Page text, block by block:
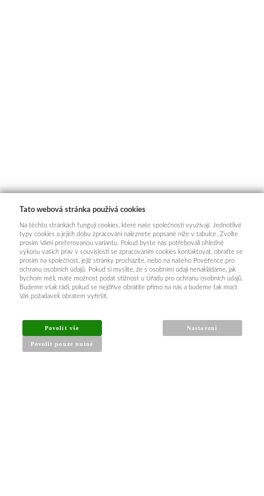
Tato webová stránka používá cookies
Na těchto stránkách fungují cookies, které naše společnosti využívají. Jednotlivé
typy cookies a jejich dobu zpracování naleznete popsané níže v tabulce. Zvolte
prosím Vámi preferovanou variantu. Pokud byste nás potřebovali ohledně
výkonu vašich práv v souvislosti se zpracováním cookies kontaktovat, obraťte se
prosím na společnost, jejíž stránky procházíte, nebo na našeho Pověřence pro
ochranu osobních údajů. Pokud si myslíte, že s osobními údaji nenakládáme, jak
bychom měli, máte možnost podat stížnost u Úřadu pro ochranu osobních údajů.
Budeme však rádi, pokud se nejdříve obrátíte přímo na nás a budeme tak moct
Váš požadavek obratem vyřešit.
Povolit vše
Povolit pouze nutné
Nastavení